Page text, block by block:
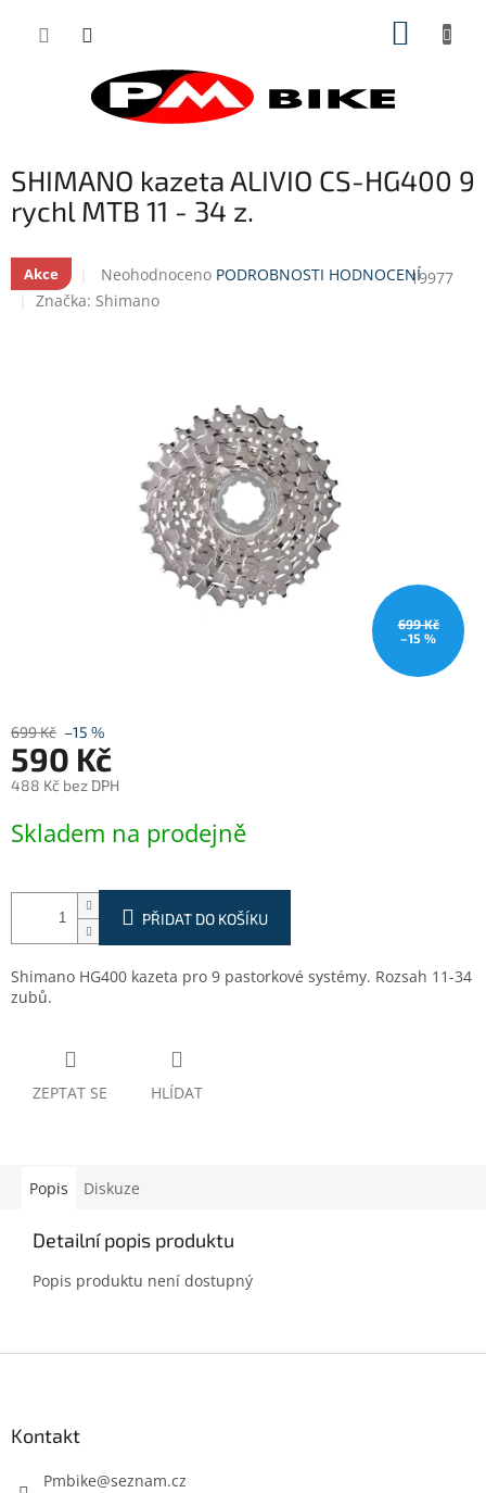
SHIMANO kazeta ALIVIO CS-HG400 9
rychl MTB 11 - 34 z.
19977
Akce
Průměrné
hodnocení
Neohodnoceno PODROBNOSTI HODNOCENÍ
Značka: Shimano
699 Kč
–15 %
699 Kč –15 %
590 Kč
488 Kč bez DPH
cena:
Skladem na prodejně
PŘIDAT DO KOŠÍKU
Shimano HG400 kazeta pro 9 pastorkové systémy. Rozsah 11-34
zubů.
ZEPTAT SE HLÍDAT
Popis Diskuze
Detailní popis produktu
Popis produktu není dostupný
Kontakt
Pmbike@seznam.cz